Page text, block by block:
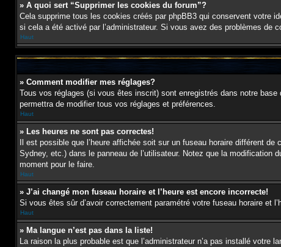
» A quoi sert “Supprimer les cookies du forum”?
Cela supprime tous les cookies créés par phpBB3 qui conservent votre
si cela a été activé par l’administrateur. Si vous avez des problèmes de
Haut
» Comment modifier mes réglages?
Tous vos réglages (si vous êtes inscrit) sont enregistrés dans notre
permettra de modifier tous vos réglages et préférences.
Haut
» Les heures ne sont pas correctes!
Il est possible que l’heure affichée soit sur un fuseau horaire différent
Sydney, etc.) dans le panneau de l’utilisateur. Notez que la modification
moment pour le faire.
Haut
» J’ai changé mon fuseau horaire et l’heure est encore incorrecte!
Si vous êtes sûr d’avoir correctement paramétré votre fuseau horaire et
Haut
» Ma langue n’est pas dans la liste!
La raison la plus probable est que l’administrateur n’a pas installé votre